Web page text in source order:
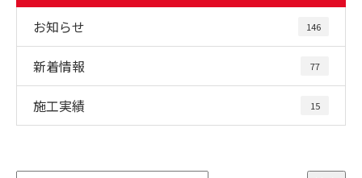
お知らせ 146
新着情報 77
施工実績 15